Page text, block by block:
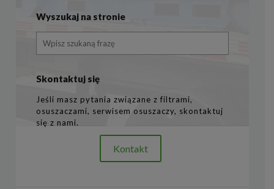
Wyszukaj na stronie
Skontaktuj się
Jeśli masz pytania związane z filtrami,
osuszaczami, serwisem osuszaczy, skontaktuj
się z nami.
Kontakt